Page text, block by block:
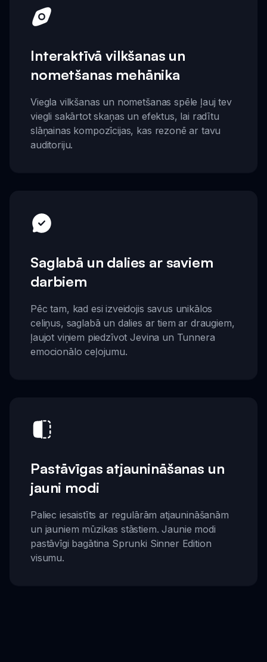
Interaktīvā vilkšanas un
nometšanas mehānika
Viegla vilkšanas un nometšanas spēle ļauj tev
viegli sakārtot skaņas un efektus, lai radītu
slāņainas kompozīcijas, kas rezonē ar tavu
auditoriju.
Saglabā un dalies ar saviem
darbiem
Pēc tam, kad esi izveidojis savus unikālos
celiņus, saglabā un dalies ar tiem ar draugiem,
ļaujot viņiem piedzīvot Jevina un Tunnera
emocionālo ceļojumu.
Pastāvīgas atjaunināšanas un
jauni modi
Paliec iesaistīts ar regulārām atjaunināšanām
un jauniem mūzikas stāstiem. Jaunie modi
pastāvīgi bagātina Sprunki Sinner Edition
visumu.